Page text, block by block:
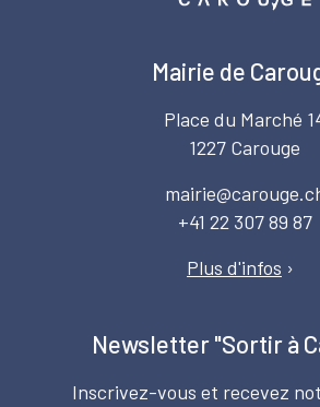
Mairie de
Place du Marché
1227 Carouge
+41 22 307 89 87
Plus d'infos ›
Newsletter "Sortir à
Inscrivez-vous et recevez